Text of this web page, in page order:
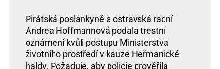
Pirátská poslankyně a ostravská radní
Andrea Hoffmannová podala trestní
oznámení kvůli postupu Ministerstva
životního prostředí v kauze Heřmanické
haldy. Požaduje, aby policie prověřila